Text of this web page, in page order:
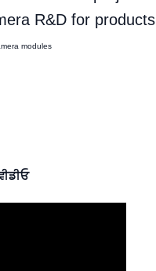
R&D for products
modules